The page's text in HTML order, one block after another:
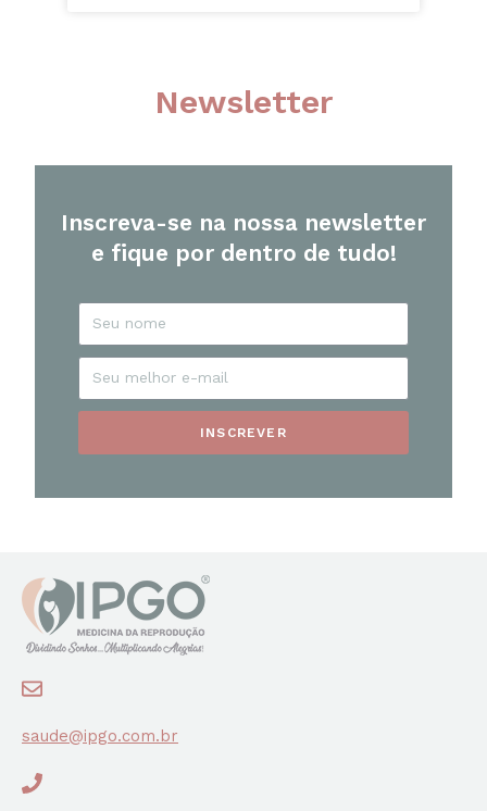
Newsletter
Inscreva-se na nossa newsletter
e fique por dentro de tudo!
INSCREVER
saude@ipgo.com.br